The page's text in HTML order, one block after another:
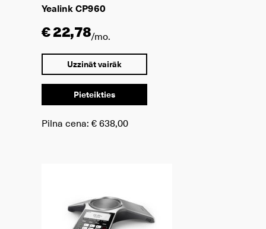
Yealink CP960
€ 22,78/mo.
Uzzināt vairāk
Pieteikties
Pilna cena: € 638,00